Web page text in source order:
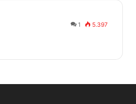
1 5.397